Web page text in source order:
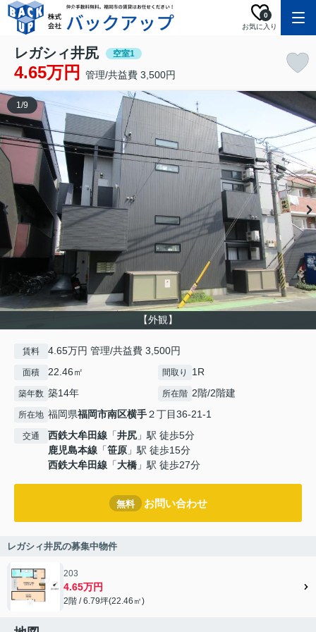
お気に入り
0
レガシィ井尻 空室1
4.65万円 管理/共益費 3,500円
【外観】
1/9
賃料 4.65万円 管理/共益費 3,500円
面積 22.46㎡ 間取り 1R
築年数 築14年 所在階 2階/2階建
所在地 福岡県福岡市南区横手２丁目36-21-1
交通 西鉄大牟田線 「井尻 」駅 徒歩5分
鹿児島本線 「笹原 」駅 徒歩15分
西鉄大牟田線 「大橋 」駅 徒歩27分
無料 お問い合わせ
レガシィ井尻の募集中物件
203
4.65万円
2階 / 6.79坪(22.46㎡)